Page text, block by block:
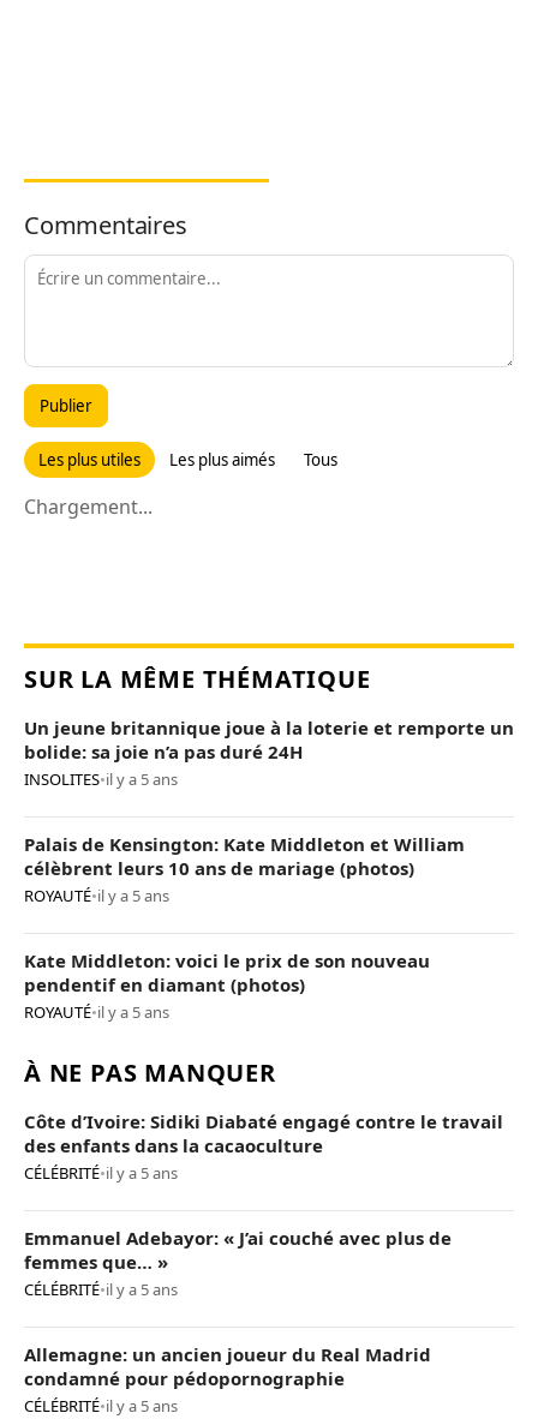
Commentaires
Publier
Les plus utiles Les plus aimés Tous
Chargement...
SUR LA MÊME THÉMATIQUE
Un jeune britannique joue à la loterie et remporte un
bolide: sa joie n’a pas duré 24H
INSOLITES•il y a 5 ans
Palais de Kensington: Kate Middleton et William
célèbrent leurs 10 ans de mariage (photos)
ROYAUTÉ•il y a 5 ans
Kate Middleton: voici le prix de son nouveau
pendentif en diamant (photos)
ROYAUTÉ•il y a 5 ans
À NE PAS MANQUER
Côte d’Ivoire: Sidiki Diabaté engagé contre le travail
des enfants dans la cacaoculture
CÉLÉBRITÉ•il y a 5 ans
Emmanuel Adebayor: « J’ai couché avec plus de
femmes que… »
CÉLÉBRITÉ•il y a 5 ans
Allemagne: un ancien joueur du Real Madrid
condamné pour pédopornographie
CÉLÉBRITÉ•il y a 5 ans